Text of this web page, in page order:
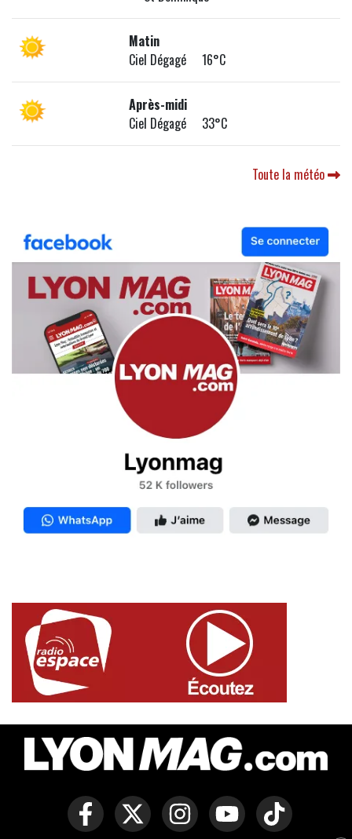
Matin
Ciel Dégagé 16°C
Après-midi
Ciel Dégagé 33°C
Toute la météo